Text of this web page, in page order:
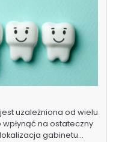
uzależniona od wielu
na ostateczny
gabinetu…